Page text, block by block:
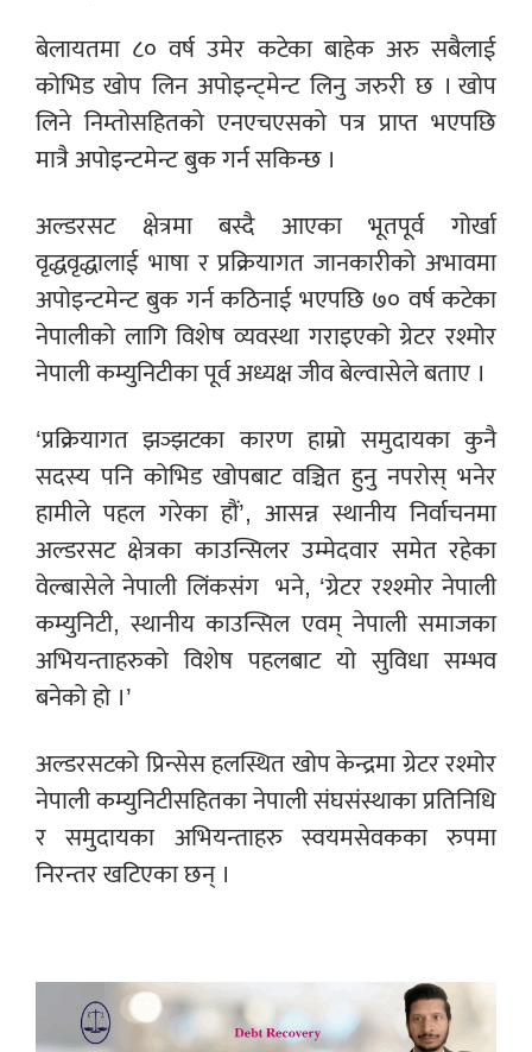
बेलायतमा ८० वर्ष उमेर कटेका बाहेक अरु सबैलाई
कोभिड खोप लिन अपोइन्ट्मेन्ट लिनु जरुरी छ । खोप
लिने निम्तोसहितको एनएचएसको पत्र प्राप्त भएपछि
मात्रै अपोइन्टमेन्ट बुक गर्न सकिन्छ ।
अल्डरसट क्षेत्रमा बस्दै आएका भूतपूर्व गोर्खा
वृद्धवृद्धालाई भाषा र प्रक्रियागत जानकारीको अभावमा
अपोइन्टमेन्ट बुक गर्न कठिनाई भएपछि ७० वर्ष कटेका
नेपालीको लागि विशेष व्यवस्था गराइएको ग्रेटर रश्मोर
नेपाली कम्युनिटीका पूर्व अध्यक्ष जीव बेल्वासेले बताए ।
‘प्रक्रियागत झञ्झटका कारण हाम्रो समुदायका कुनै
सदस्य पनि कोभिड खोपबाट वञ्चित हुनु नपरोस् भनेर
हामीले पहल गरेका हौं’, आसन्न स्थानीय निर्वाचनमा
अल्डरसट क्षेत्रका काउन्सिलर उम्मेदवार समेत रहेका
वेल्बासेले नेपाली लिंकसंग भने, ‘ग्रेटर रश्श्मोर नेपाली
कम्युनिटी, स्थानीय काउन्सिल एवम् नेपाली समाजका
अभियन्ताहरुको विशेष पहलबाट यो सुविधा सम्भव
बनेको हो ।’
अल्डरसटको प्रिन्सेस हलस्थित खोप केन्द्रमा ग्रेटर रश्मोर
नेपाली कम्युनिटीसहितका नेपाली संघसंस्थाका प्रतिनिधि
र समुदायका अभियन्ताहरु स्वयमसेवकका रुपमा
निरन्तर खटिएका छन् ।